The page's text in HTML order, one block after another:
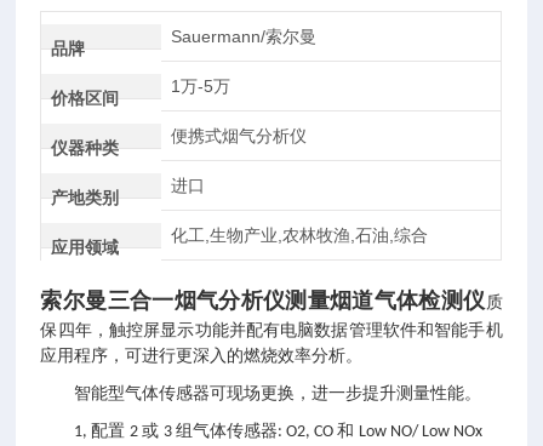
品牌
Sauermann/索尔曼
价格区间
1万-5万
仪器种类
便携式烟气分析仪
产地类别
进口
应用领域
化工,生物产业,农林牧渔,石油,综合
索尔曼三合一烟气分析仪测量烟道气体检测仪质
保四年，触控屏显示功能并配有电脑数据管理软件和智能手机
应用程序，可进行更深入的燃烧效率分析。
智能型气体传感器可现场更换，进一步提升测量性能。
1, 配置2或 3组气体传感器: O2, CO和 Low NO/ Low NOx